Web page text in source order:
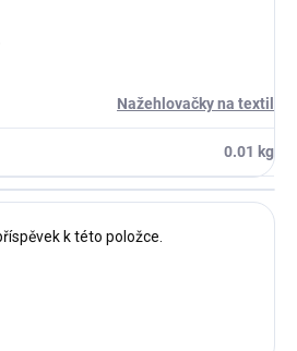
Nažehlovačky na textil
0.01 kg
k této položce.